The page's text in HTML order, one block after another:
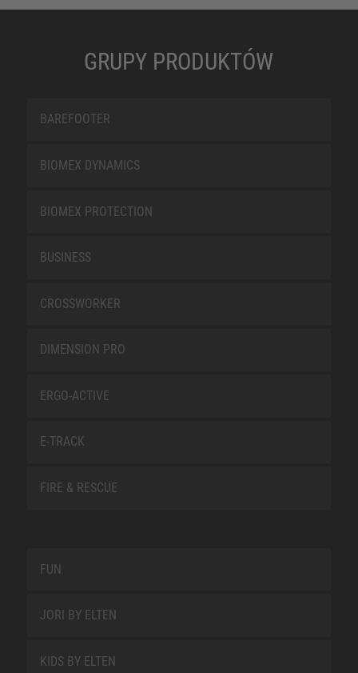
GRUPY PRODUKTÓW
BAREFOOTER
BIOMEX DYNAMICS
BIOMEX PROTECTION
BUSINESS
CROSSWORKER
DIMENSION PRO
ERGO-ACTIVE
E-TRACK
FIRE & RESCUE
FUN
JORI BY ELTEN
KIDS BY ELTEN